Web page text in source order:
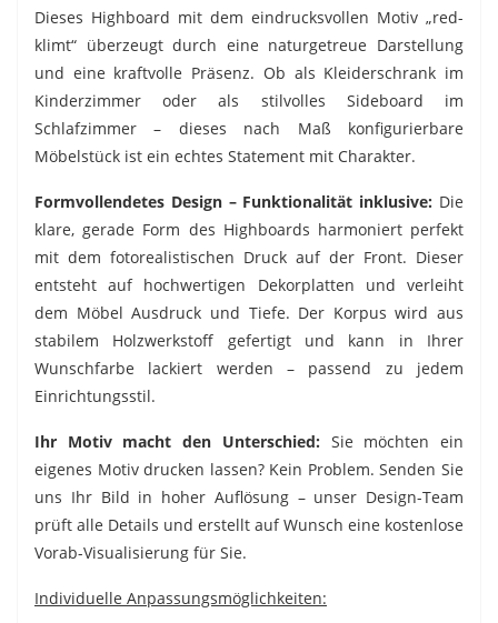
Dieses Highboard mit dem eindrucksvollen Motiv „red-
klimt“ überzeugt durch eine naturgetreue Darstellung
und eine kraftvolle Präsenz. Ob als Kleiderschrank im
Kinderzimmer oder als stilvolles Sideboard im
Schlafzimmer – dieses nach Maß konfigurierbare
Möbelstück ist ein echtes Statement mit Charakter.
Formvollendetes Design – Funktionalität inklusive: Die
klare, gerade Form des Highboards harmoniert perfekt
mit dem fotorealistischen Druck auf der Front. Dieser
entsteht auf hochwertigen Dekorplatten und verleiht
dem Möbel Ausdruck und Tiefe. Der Korpus wird aus
stabilem Holzwerkstoff gefertigt und kann in Ihrer
Wunschfarbe lackiert werden – passend zu jedem
Einrichtungsstil.
Ihr Motiv macht den Unterschied: Sie möchten ein
eigenes Motiv drucken lassen? Kein Problem. Senden Sie
uns Ihr Bild in hoher Auflösung – unser Design-Team
prüft alle Details und erstellt auf Wunsch eine kostenlose
Vorab-Visualisierung für Sie.
Individuelle Anpassungsmöglichkeiten: